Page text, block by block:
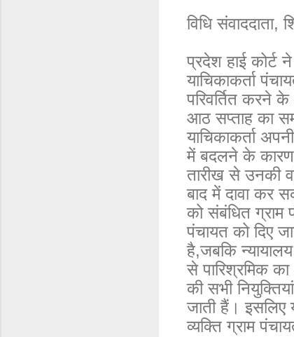
विधि संवाददाता,
प्रदेश हाई कोर्ट
याचिकाकर्ता
परिवर्तित करने
आठ सप्ताह का
याचिकाकर्ता
में बदलने के कारण
तारीख से उनकी
बाद में दावा कर
को संबंधित ग्राम
पंचायत को दिए
है,जबकि न्यायालय
से पारिश्रमिक
की सभी
जाती हैं। इसलिए
व्यक्ति ग्राम